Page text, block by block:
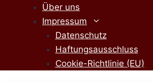
Über uns
Impressum
Datenschutz
Haftungsausschluss
Cookie-Richtlinie (EU)